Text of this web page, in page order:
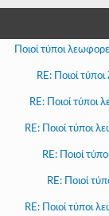
Σύνδεση
Εγγραφή
Ποιοί τύποι
RE: Ποιοί
RE: Ποιοί
RE: Ποιοί τύποι
RE: Ποιοί
RE: Ποιοί
RE: Ποιοί τύποι